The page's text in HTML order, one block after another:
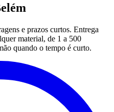
e prazos curtos. Entrega
material, de 1 a 500
quando o tempo é curto.